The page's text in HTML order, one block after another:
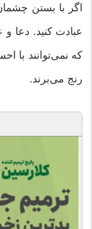
اگر با بستن چشمان
عبادت کنید. دعا
که نمی‌توانند با
رنج می‌برند.